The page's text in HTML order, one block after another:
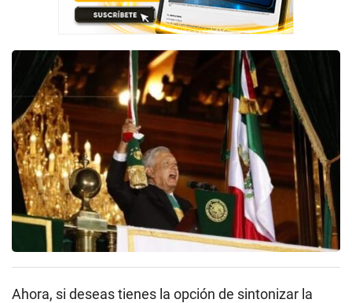
Ahora, si deseas tienes la opción de sintonizar la